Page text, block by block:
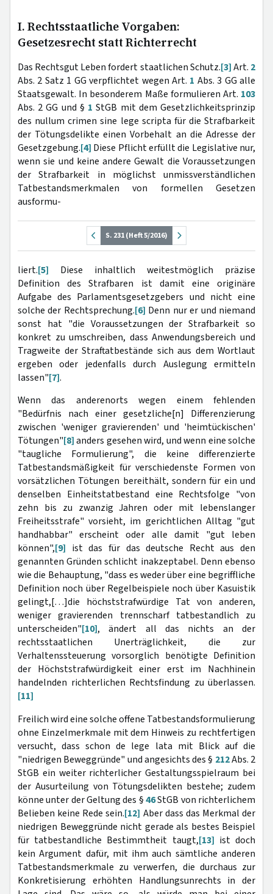
I. Rechtsstaatliche Vorgaben:
Gesetzesrecht statt Richterrecht
Das Rechtsgut Leben fordert staatlichen Schutz.[3]Art. 2
Abs. 2 Satz 1 GG verpflichtet wegen Art. 1 Abs. 3 GG alle
Staatsgewalt. In besonderem Maße formulieren Art. 103
Abs. 2 GG und § 1 StGB mit dem Gesetzlichkeitsprinzip
des nullum crimen sine lege scripta für die Strafbarkeit
der Tötungsdelikte einen Vorbehalt an die Adresse der
Gesetzgebung.[4] Diese Pflicht erfüllt die Legislative nur,
wenn sie und keine andere Gewalt die Voraussetzungen
der Strafbarkeit in möglichst unmissverständlichen
Tatbestandsmerkmalen von formellen Gesetzen
ausformu-
S. 231 (Heft 5/2016)
liert.[5] Diese inhaltlich weitestmöglich präzise
Definition des Strafbaren ist damit eine originäre
Aufgabe des Parlamentsgesetzgebers und nicht eine
solche der Rechtsprechung.[6] Denn nur er und niemand
sonst hat "die Voraussetzungen der Strafbarkeit so
konkret zu umschreiben, dass Anwendungsbereich und
Tragweite der Straftatbestände sich aus dem Wortlaut
ergeben oder jedenfalls durch Auslegung ermitteln
lassen"[7].
Wenn das anderenorts wegen einem fehlenden
"Bedürfnis nach einer gesetzliche[n] Differenzierung
zwischen 'weniger gravierenden' und 'heimtückischen'
Tötungen"[8]anders gesehen wird, und wenn eine solche
"taugliche Formulierung", die keine differenzierte
Tatbestandsmäßigkeit für verschiedenste Formen von
vorsätzlichen Tötungen bereithält, sondern für ein und
denselben Einheitstatbestand eine Rechtsfolge "von
zehn bis zu zwanzig Jahren oder mit lebenslanger
Freiheitsstrafe" vorsieht, im gerichtlichen Alltag "gut
handhabbar" erscheint oder alle damit "gut leben
können",[9] ist das für das deutsche Recht aus den
genannten Gründen schlicht inakzeptabel. Denn ebenso
wie die Behauptung, "dass es weder über eine begriffliche
Definition noch über Regelbeispiele noch über Kasuistik
gelingt,[…]die höchststrafwürdige Tat von anderen,
weniger gravierenden trennscharf tatbestandlich zu
unterscheiden"[10], ändert all das nichts an der
rechtsstaatlichen Unerträglichkeit, die zur
Verhaltenssteuerung vorsorglich benötigte Definition
der Höchststrafwürdigkeit einer erst im Nachhinein
handelnden richterlichen Rechtsfindung zu überlassen.
[11]
Freilich wird eine solche offene Tatbestandsformulierung
ohne Einzelmerkmale mit dem Hinweis zu rechtfertigen
versucht, dass schon de lege lata mit Blick auf die
"niedrigen Beweggründe" und angesichts des § 212Abs. 2
StGB ein weiter richterlicher Gestaltungsspielraum bei
der Ausurteilung von Tötungsdelikten bestehe; zudem
könne unter der Geltung des §46StGB von richterlichem
Belieben keine Rede sein.[12] Aber dass das Merkmal der
niedrigen Beweggründe nicht gerade als bestes Beispiel
für tatbestandliche Bestimmtheit taugt,[13] ist doch
kein Argument dafür, mit ihm auch sämtliche anderen
Tatbestandsmerkmale zu verwerfen, die durchaus zur
Konkretisierung erhöhten Handlungsunrechts in der